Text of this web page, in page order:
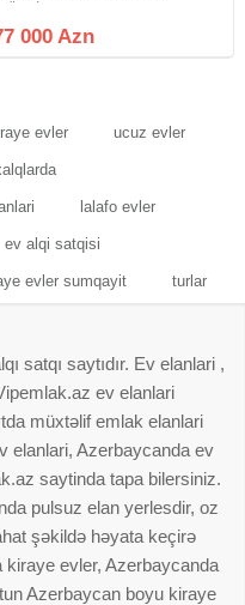
küçəsi 4 daş kürsülü həyət
satılır 3 otaqlı ev mətbəx
000 Azn
evler ucuz evler
lalafo evler
ev alqi satqisi
evler sumqayit turlar
satqı saytıdır. Ev elanlari ,
ev elanlari
müxtəlif emlak elanlari
elanlari, Azerbaycanda ev
saytinda tapa bilersiniz.
pulsuz elan yerlesdir, oz
şəkildə həyata keçirə
kiraye evler, Azerbaycanda
Azerbaycan boyu kiraye